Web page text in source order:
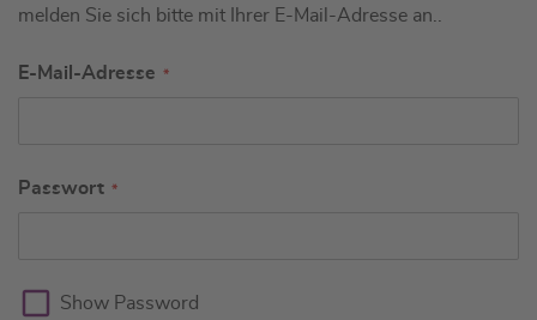
melden Sie sich bitte mit Ihrer E-Mail-Adresse an..
E-Mail-Adresse
Passwort
Show Password